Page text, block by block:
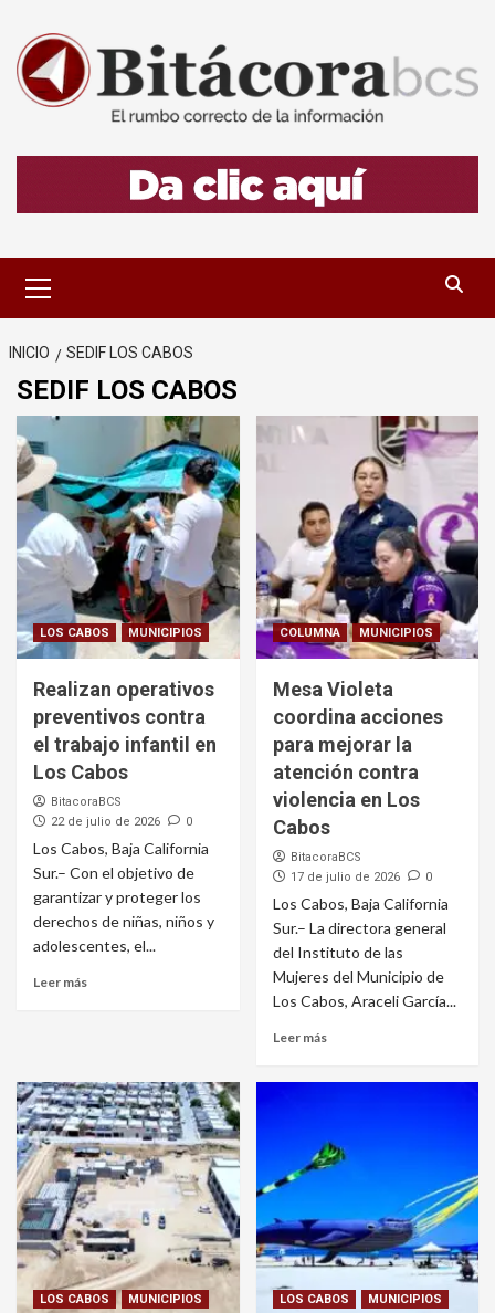
contenido
primario
INICIO SEDIF LOS CABOS
SEDIF LOS CABOS
LOS CABOS MUNICIPIOS
Realizan operativos
preventivos contra
el trabajo infantil en
Los Cabos
BitacoraBCS
22 de julio de 2026
0
Los Cabos, Baja California
Sur.– Con el objetivo de
garantizar y proteger los
derechos de niñas, niños y
adolescentes, el...
Leer más
COLUMNA MUNICIPIOS
Mesa Violeta
coordina acciones
para mejorar la
atención contra
violencia en Los
Cabos
BitacoraBCS
17 de julio de 2026
0
Los Cabos, Baja California
Sur.– La directora general
del Instituto de las
Mujeres del Municipio de
Los Cabos, Araceli García...
Leer más
LOS CABOS MUNICIPIOS LOS CABOS MUNICIPIOS